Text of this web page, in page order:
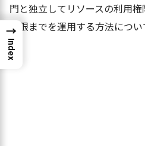
門と独立してリソースの利用
権限までを運用する方法につい
→
Index